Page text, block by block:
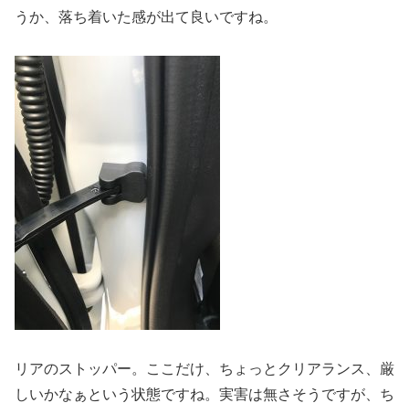
うか、落ち着いた感が出て良いですね。
リアのストッパー。ここだけ、ちょっとクリアランス、厳
しいかなぁという状態ですね。実害は無さそうですが、ち